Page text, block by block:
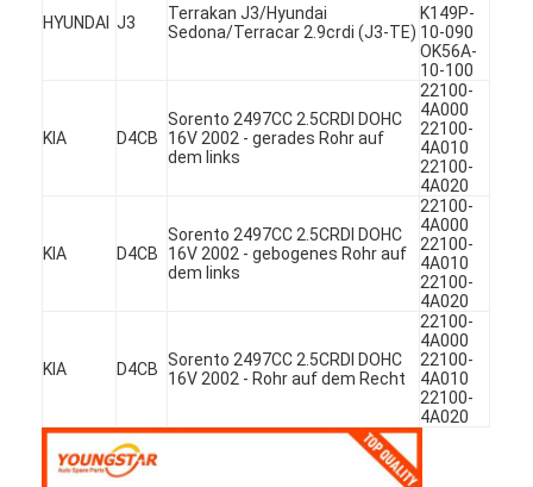
Produkte
Jetzt Chatten
HYUNDAI J3
Terrakan J3/Hyundai
Sedona/Terracar 2.9crdi (J3-TE)
K149P-
10-090
OK56A-
10-100
KIA D4CB
Sorento 2497CC 2.5CRDI DOHC
16V 2002 - gerades Rohr auf
dem links
22100-
4A000
22100-
4A010
22100-
4A020
KIA D4CB
Sorento 2497CC 2.5CRDI DOHC
16V 2002 - gebogenes Rohr auf
dem links
22100-
4A000
22100-
4A010
22100-
4A020
KIA D4CB Sorento 2497CC 2.5CRDI DOHC
16V 2002 - Rohr auf dem Recht
22100-
4A000
22100-
4A010
22100-
4A020